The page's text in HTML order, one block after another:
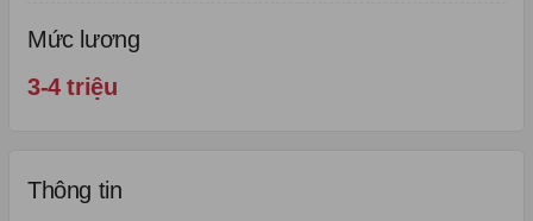
Mức lương
3-4 triệu
Thông tin